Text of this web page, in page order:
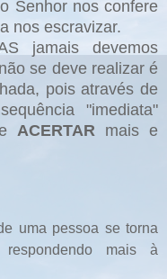
Senhor nos confere
nos escravizar.
jamais devemos
se deve realizar é
pois através de
"imediata"
ACERTAR mais e
uma pessoa se torna
mais à